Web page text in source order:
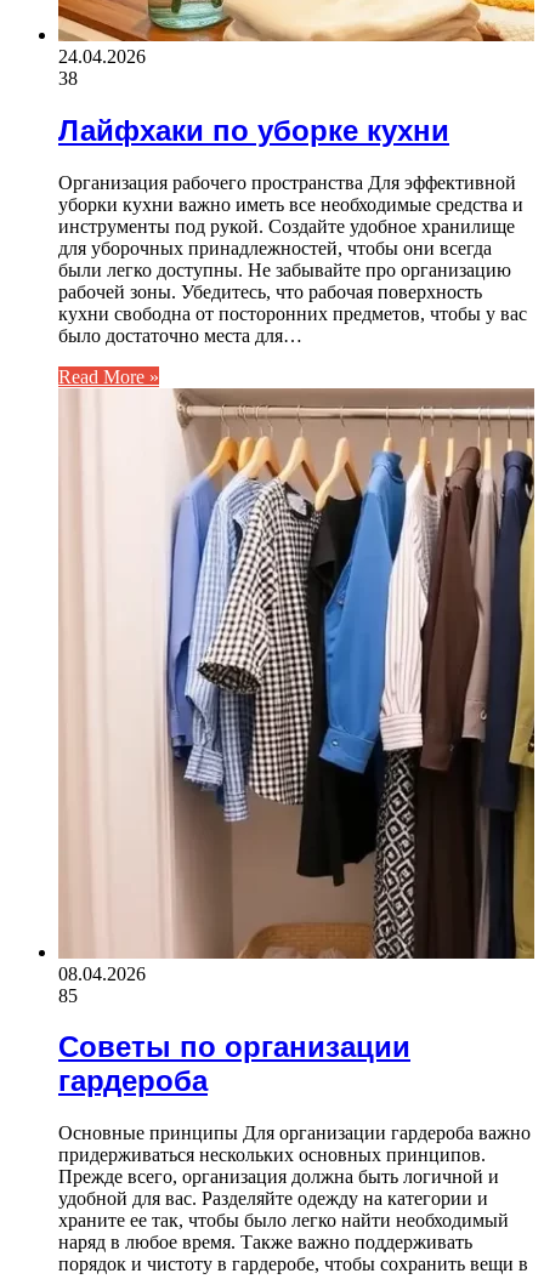
24.04.2026
38
Лайфхаки по уборке кухни
Организация рабочего пространства Для эффективной
уборки кухни важно иметь все необходимые средства и
инструменты под рукой. Создайте удобное хранилище
для уборочных принадлежностей, чтобы они всегда
были легко доступны. Не забывайте про организацию
рабочей зоны. Убедитесь, что рабочая поверхность
кухни свободна от посторонних предметов, чтобы у вас
было достаточно места для…
Read More »
08.04.2026
85
Советы по организации
гардероба
Основные принципы Для организации гардероба важно
придерживаться нескольких основных принципов.
Прежде всего, организация должна быть логичной и
удобной для вас. Разделяйте одежду на категории и
храните ее так, чтобы было легко найти необходимый
наряд в любое время. Также важно поддерживать
порядок и чистоту в гардеробе, чтобы сохранить вещи в